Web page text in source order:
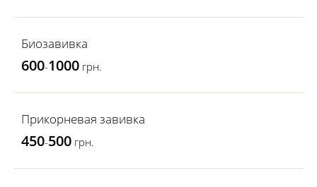
Биозавивка
600-1000 грн.
Прикорневая завивка
450-500 грн.